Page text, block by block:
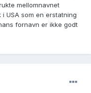
mellomnavnet
USA som en erstatning
fornavn er ikke godt